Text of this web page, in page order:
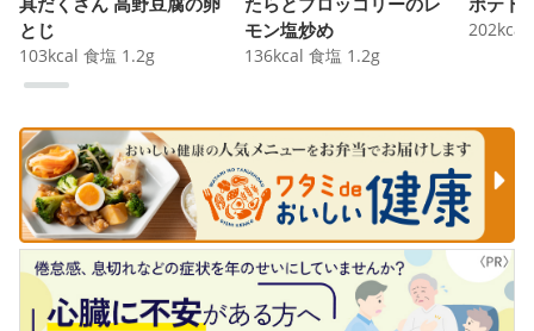
とじ
103kcal 食塩 1.2g
モン塩炒め
136kcal 食塩 1.2g
202kcal